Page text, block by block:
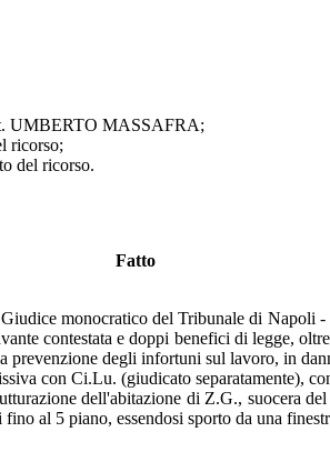
UMBERTO MASSAFRA;
ricorso;
del ricorso.
Fatto
monocratico del Tribunale di Napoli
contestata e doppi benefici di legge,
degli infortuni sul lavoro, in
con Ci.Lu. (giudicato separatamente),
dell'abitazione di Z.G., suocera
al 5 piano, essendosi sporto da una